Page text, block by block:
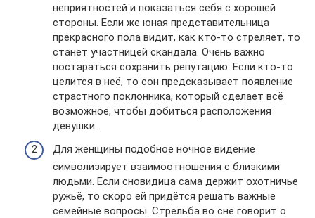
неприятностей и показаться себя с хорошей
стороны. Если же юная представительница
прекрасного пола видит, как кто-то стреляет, то
станет участницей скандала. Очень важно
постараться сохранить репутацию. Если кто-то
целится в неё, то сон предсказывает появление
страстного поклонника, который сделает всё
возможное, чтобы добиться расположения
девушки.
Для женщины подобное ночное видение
символизирует взаимоотношения с близкими
людьми. Если сновидица сама держит охотничье
ружьё, то скоро ей придётся решать важные
семейные вопросы. Стрельба во сне говорит о